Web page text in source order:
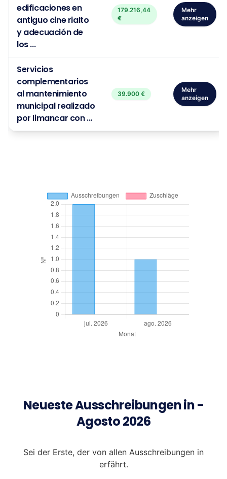
edificaciones en
antiguo cine rialto
y adecuación de
los ...
179.216,44
€
Mehr
anzeigen
Servicios
complementarios
al mantenimiento
municipal realizado
por limancar con ...
39.900 €
Mehr
anzeigen
Neueste Ausschreibungen in -
Agosto 2026
Sei der Erste, der von allen Ausschreibungen in
erfährt.